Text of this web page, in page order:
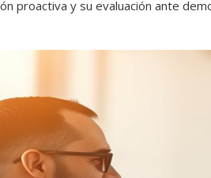
proactiva y su evaluación ante